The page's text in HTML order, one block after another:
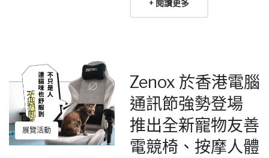
+ 閱讀更多
展覽活動
Zenox 於香港電腦
通訊節強勢登場
推出全新寵物友善
電競椅、按摩人體